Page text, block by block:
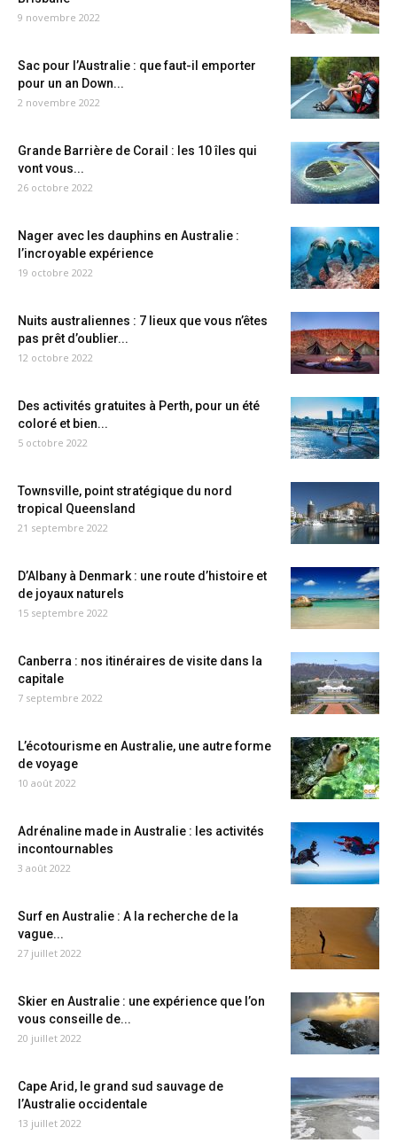
9 novembre 2022
Sac pour l’Australie : que faut-il emporter
pour un an Down...
2 novembre 2022
Grande Barrière de Corail : les 10 îles qui
vont vous...
26 octobre 2022
Nager avec les dauphins en Australie :
l’incroyable expérience
19 octobre 2022
Nuits australiennes : 7 lieux que vous n’êtes
pas prêt d’oublier...
12 octobre 2022
Des activités gratuites à Perth, pour un été
coloré et bien...
5 octobre 2022
Townsville, point stratégique du nord
tropical Queensland
21 septembre 2022
D’Albany à Denmark : une route d’histoire et
de joyaux naturels
15 septembre 2022
Canberra : nos itinéraires de visite dans la
capitale
7 septembre 2022
L’écotourisme en Australie, une autre forme
de voyage
10 août 2022
Adrénaline made in Australie : les activités
incontournables
3 août 2022
Surf en Australie : A la recherche de la
vague...
27 juillet 2022
Skier en Australie : une expérience que l’on
vous conseille de...
20 juillet 2022
Cape Arid, le grand sud sauvage de
l’Australie occidentale
13 juillet 2022